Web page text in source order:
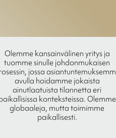
Olemme kansainvälinen yritys ja
tuomme sinulle johdonmukaisen
jossa
avulla hoidamme jokaista
ainutlaatuista tilannetta eri
konteksteissa. Olemme
globaaleja, mutta toimimme
paikallisesti.